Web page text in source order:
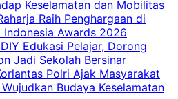
Keselamatan dan Mobilitas
Raih Penghargaan di
Awards 2026
Edukasi Pelajar, Dorong
Jadi Sekolah Bersinar
Polri Ajak Masyarakat
Budaya Keselamatan